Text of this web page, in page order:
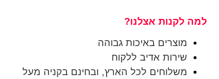
למה לקנות אצלנו?
מוצרים באיכות גבוהה
שירות אדיב ללקוח
משלוחים לכל הארץ, ובחינם בקניה מעל